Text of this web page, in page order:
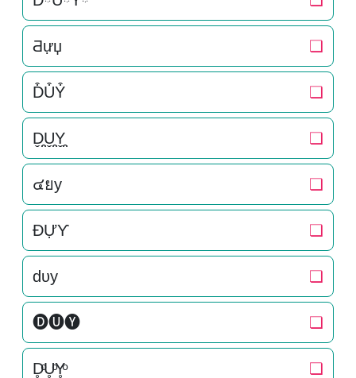
Ƌựџ ❏
D͒U͒Y͒ ❏
D̬̤̯U̬̤̯Y̬̤̯ ❏
๔ยy ❏
ĐỰƳ ❏
dυy ❏
🅓🅤🅨 ❏
D̥ͦU̥ͦY̥ͦ ❏